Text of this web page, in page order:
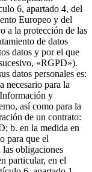
6, apartado 4, del
Europeo y del
a la protección de las
de datos
datos y por el que
«RGPD»).
datos personales es:
necesario para la
y
así como para la
de un contrato:
b. en la medida en
para que el
las obligaciones
particular, en el